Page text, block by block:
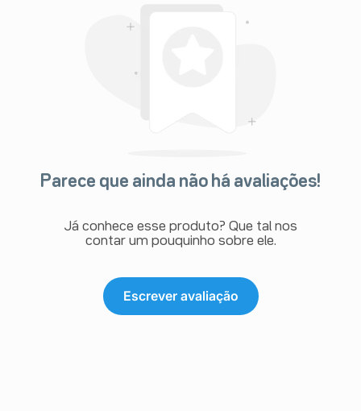
Parece que ainda não há avaliações!
Já conhece esse produto? Que tal nos
contar um pouquinho sobre ele.
Escrever avaliação